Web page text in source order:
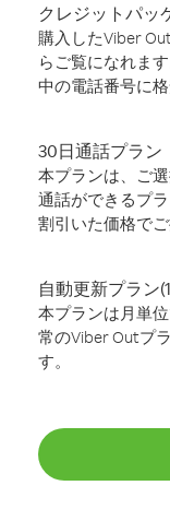
クレジットパッ
購入したViber
らご覧になれま
中の電話番号に
30日通話プラン
本プランは、ご
通話ができるプ
割引いた価格でご
自動更新プラン
本プランは月単
常のViber Outプ
す。